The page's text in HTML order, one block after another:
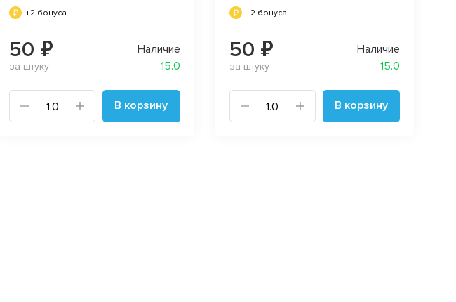
+2 бонуса
50 ₽
за штуку
Наличие
15.0
В корзину
+2 бонуса
50 ₽
за штуку
Наличие
15.0
В корзину